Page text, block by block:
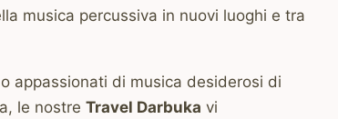
musica percussiva in nuovi luoghi e tra
appassionati di musica desiderosi di
le nostre Travel Darbuka vi